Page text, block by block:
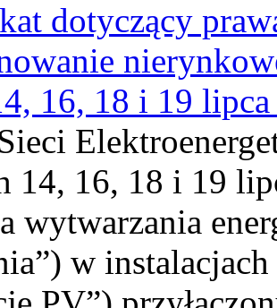
dotyczący
16, 18 i 19
14, 16, 18 i 19
wytwarzania
w